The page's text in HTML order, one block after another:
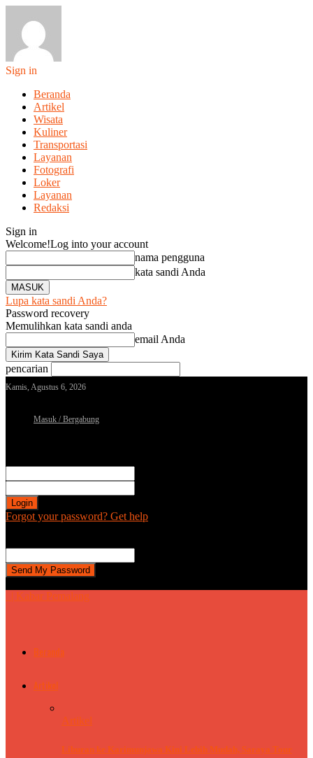
Sign in
Beranda
Artikel
Wisata
Kuliner
Transportasi
Layanan
Fotografi
Loker
Layanan
Redaksi
Sign in
Welcome!Log into your account
nama pengguna
kata sandi Anda
Lupa kata sandi Anda?
Password recovery
Memulihkan kata sandi anda
email Anda
pencarian
Kamis, Agustus 6, 2026
Masuk / Bergabung
Forgot your password? Get help
| Kabar Pemalang
Beranda
Artikel
Artikel
Liburan ke Karimunjawa Kini Lebih Mudah, Saraya Tour